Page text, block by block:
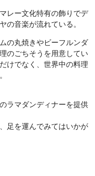
レー文化特有の飾りでデ
の音楽が流れている。
の丸焼きやビーフルンダ
のごちそうを用意してい
けでなく、世界中の料理
ラマダンディナーを提供
足を運んでみてはいかが